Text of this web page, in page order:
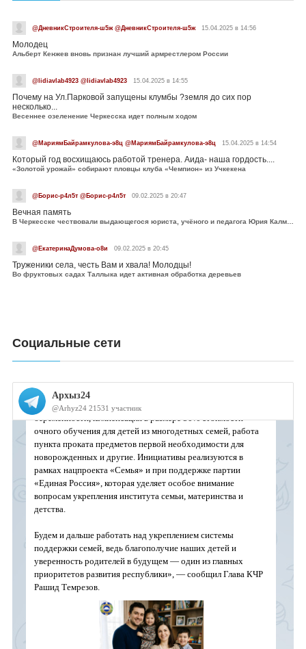
@ДневникСтроителя-ш5ж @ДневникСтроителя-ш5ж 15.04.2025 в 14:56
Молодец
Альберт Кенжев вновь признан лучший армрестлером России
@lidiavlab4923 @lidiavlab4923 15.04.2025 в 14:55
Почему на Ул.Парковой запущены клумбы ?земля до сих пор
несколько...
Весеннее озеленение Черкесска идет полным ходом
@МариямБайрамкулова-э8ц @МариямБайрамкулова-э8ц 15.04.2025 в 14:54
Который год восхищаюсь работой тренера. Аида- наша гордость....
«Золотой урожай» собирают пловцы клуба «Чемпион» из Учкекена
@Борис-р4л5т @Борис-р4л5т 09.02.2025 в 20:47
Вечная память
В Черкесске чествовали выдающегося юриста, учёного и педагога Юрия Калмыкова
@ЕкатеринаДумова-о8и 09.02.2025 в 20:45
Труженики села, честь Вам и хвала! Молодцы!
Во фруктовых садах Таллыка идет активная обработка деревьев
Социальные сети